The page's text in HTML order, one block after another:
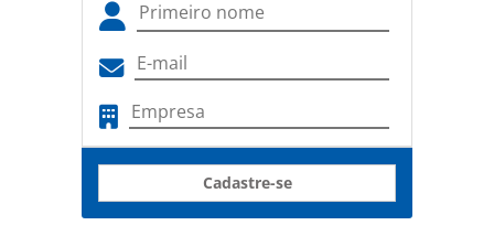
Cadastre-se